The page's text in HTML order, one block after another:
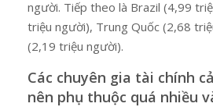
người. Tiếp theo là Brazil (4,99
triệu người), Trung Quốc (2,68
(2,19 triệu người).
Các chuyên gia tài chính
nên phụ thuộc quá nhiều